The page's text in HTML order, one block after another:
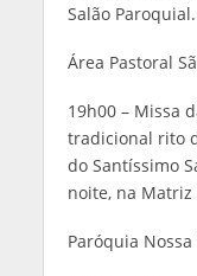
Salão Paroquial.
Área Pastoral
19h00 – Missa
tradicional rito
do Santíssimo
noite, na Matriz
Paróquia